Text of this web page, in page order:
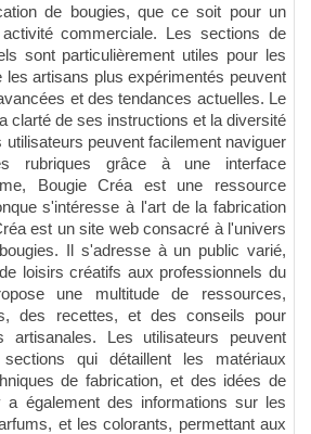
de bougies, que ce soit pour un
commerciale. Les sections de
sont particulièrement utiles pour les
les artisans plus expérimentés peuvent
et des tendances actuelles. Le
clarté de ses instructions et la diversité
peuvent facilement naviguer
rubriques grâce à une interface
Bougie Créa est une ressource
s'intéresse à l'art de la fabrication
est un site web consacré à l'univers
Il s'adresse à un public varié,
loisirs créatifs aux professionnels du
une multitude de ressources,
des recettes, et des conseils pour
artisanales. Les utilisateurs peuvent
sections qui détaillent les matériaux
de fabrication, et des idées de
a également des informations sur les
et les colorants, permettant aux